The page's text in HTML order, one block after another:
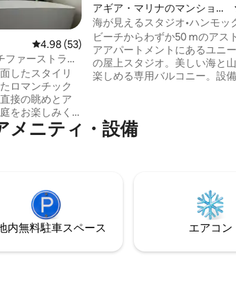
評価
レビュー53件、5つ星中4.98つ星の平均評価
4.98 (53)
ファーストライ
したスタイリ
ロマンチック
接の眺めとア
をお楽しみく
モック、また
ください。近
カップルや家
過ごしたい方
べての希望を
適なロケーシ
アギア・マリナのマンショ
ン・アパート
海が見えるスタジオ•ハンモッ
ー•ビーチまで50m
ビーチからわずか50 mのアス
アアパートメントにあるユニ
の屋上スタジオ。美しい海と
楽しめる専用バルコニー。設
ムをお楽しみいただけます。快
クスペースを備え、リモートワ
メニティ・設備
内無料駐⁠車ス⁠ペ⁠ー⁠ス エアコン